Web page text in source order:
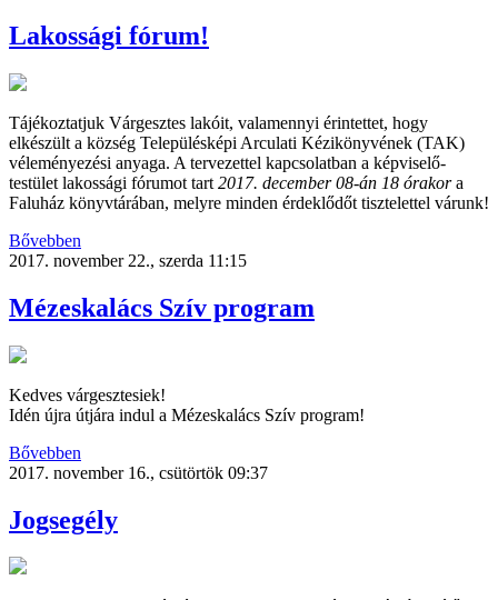
Lakossági fórum!
Tájékoztatjuk Várgesztes lakóit, valamennyi érintettet, hogy
elkészült a község Településképi Arculati Kézikönyvének (TAK)
véleményezési anyaga. A tervezettel kapcsolatban a képviselő-
testület lakossági fórumot tart 2017. december 08-án 18 órakora
Faluház könyvtárában, melyre minden érdeklődőt tisztelettel várunk!
Bővebben
2017. november 22., szerda 11:15
Mézeskalács Szív program
Kedves várgesztesiek!
Idén újra útjára indul a Mézeskalács Szív program!
Bővebben
2017. november 16., csütörtök 09:37
Jogsegély